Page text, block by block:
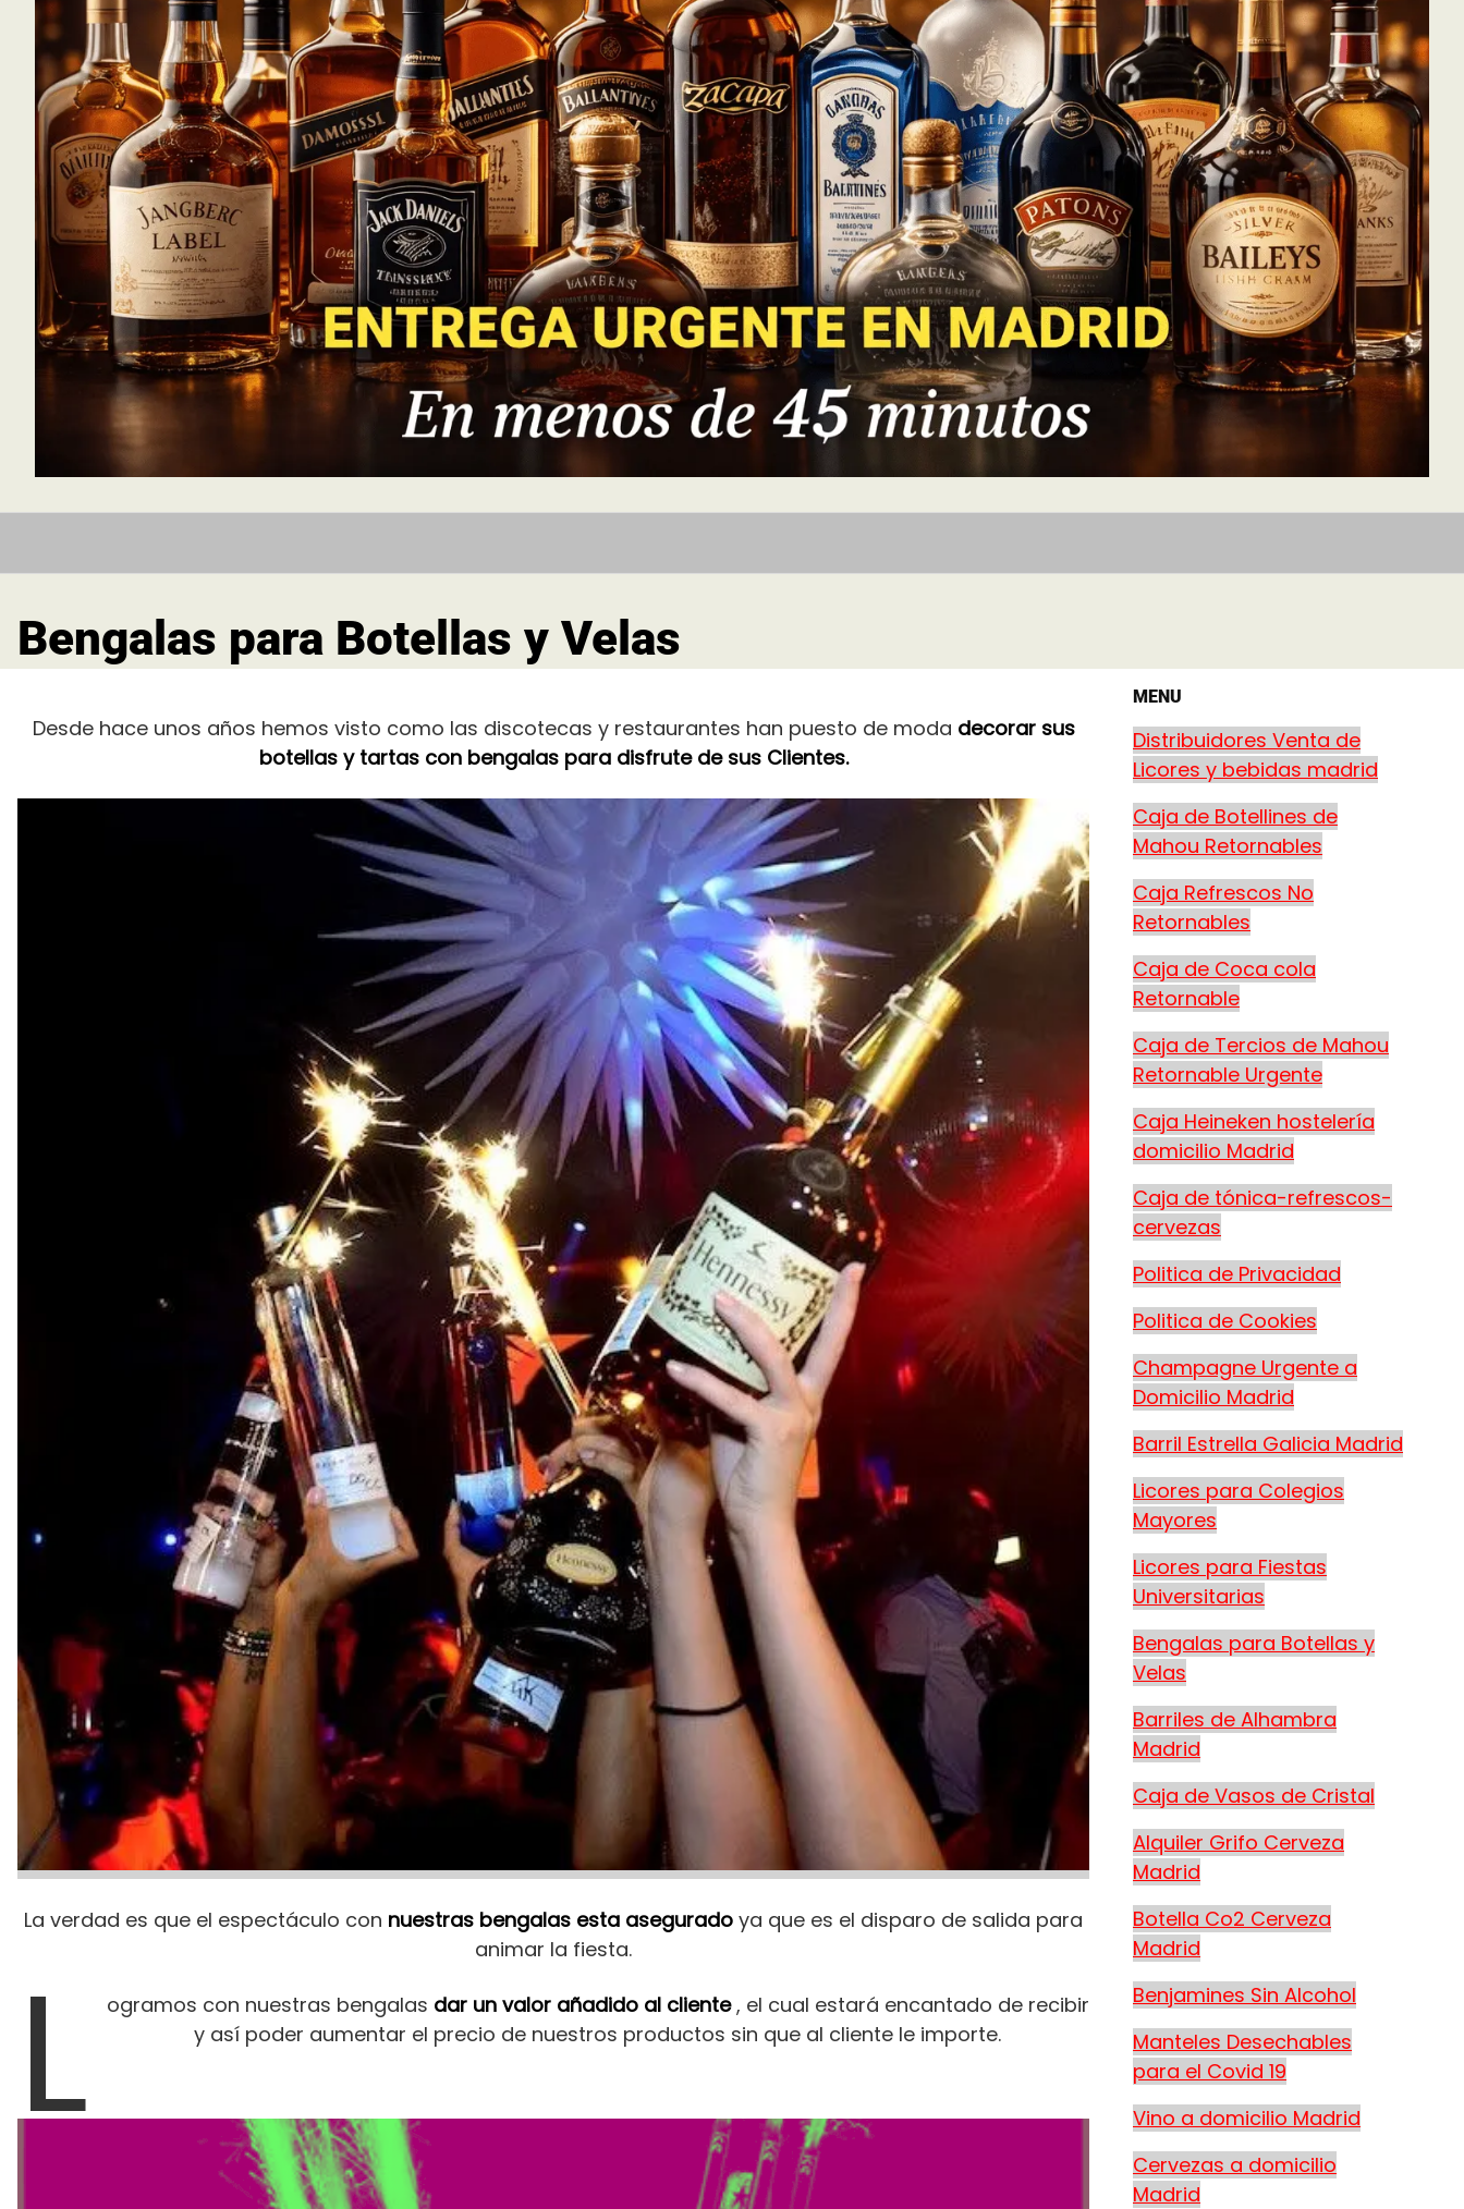
Bengalas para Botellas y Velas
Desde hace unos años hemos visto como las discotecas y restaurantes han puesto de moda decorar sus
botellas y tartas con bengalas para disfrute de sus Clientes.
La verdad es que el espectáculo con nuestras bengalas esta asegurado ya que es el disparo de salida para
animar la fiesta.
L ogramos con nuestras bengalas dar un valor añadido al cliente, el cual estará encantado de recibir
y así poder aumentar el precio de nuestros productos sin que al cliente le importe.
MENU
Distribuidores Venta de
Licores y bebidas madrid
Caja de Botellines de
Mahou Retornables
Caja Refrescos No
Retornables
Caja de Coca cola
Retornable
Caja de Tercios de Mahou
Retornable Urgente
Caja Heineken hostelería
domicilio Madrid
Caja de tónica-refrescos-
cervezas
Politica de Privacidad
Politica de Cookies
Champagne Urgente a
Domicilio Madrid
Barril Estrella Galicia Madrid
Licores para Colegios
Mayores
Licores para Fiestas
Universitarias
Bengalas para Botellas y
Velas
Barriles de Alhambra
Madrid
Caja de Vasos de Cristal
Alquiler Grifo Cerveza
Madrid
Botella Co2 Cerveza
Madrid
Benjamines Sin Alcohol
Manteles Desechables
para el Covid 19
Vino a domicilio Madrid
Cervezas a domicilio
Madrid